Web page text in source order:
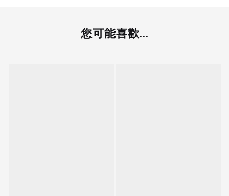
您可能喜歡...